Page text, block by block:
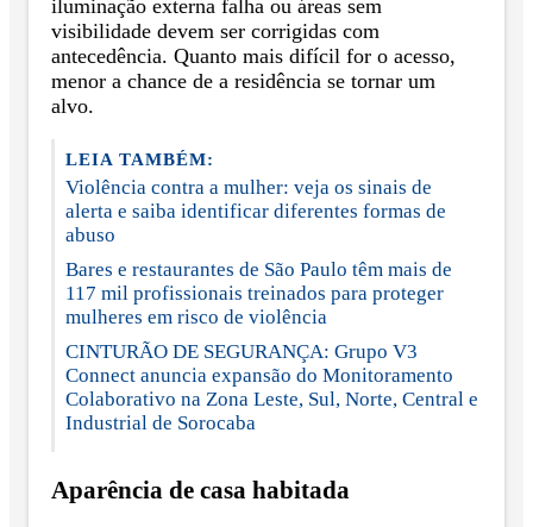
iluminação externa falha ou áreas sem
visibilidade devem ser corrigidas com
antecedência. Quanto mais difícil for o acesso,
menor a chance de a residência se tornar um
alvo.
LEIA TAMBÉM:
Violência contra a mulher: veja os sinais de
alerta e saiba identificar diferentes formas de
abuso
Bares e restaurantes de São Paulo têm mais de
117 mil profissionais treinados para proteger
mulheres em risco de violência
CINTURÃO DE SEGURANÇA: Grupo V3
Connect anuncia expansão do Monitoramento
Colaborativo na Zona Leste, Sul, Norte, Central e
Industrial de Sorocaba
Aparência de casa habitada